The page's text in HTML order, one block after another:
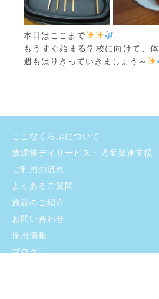
本日はここまで
もうすぐ始まる学校に向けて、
週もはりきっていきましょう～
ここなくらぶについて
放課後デイサービス・児童発達支援
ご利用の流れ
よくあるご質問
施設のご紹介
お問い合わせ
採用情報
ブログ